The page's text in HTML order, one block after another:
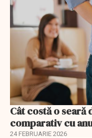
Cât costă o seară
comparativ cu
24 FEBRUARIE 2026